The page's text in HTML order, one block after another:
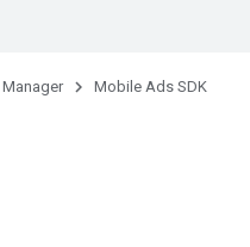
Mobile Ads SDK